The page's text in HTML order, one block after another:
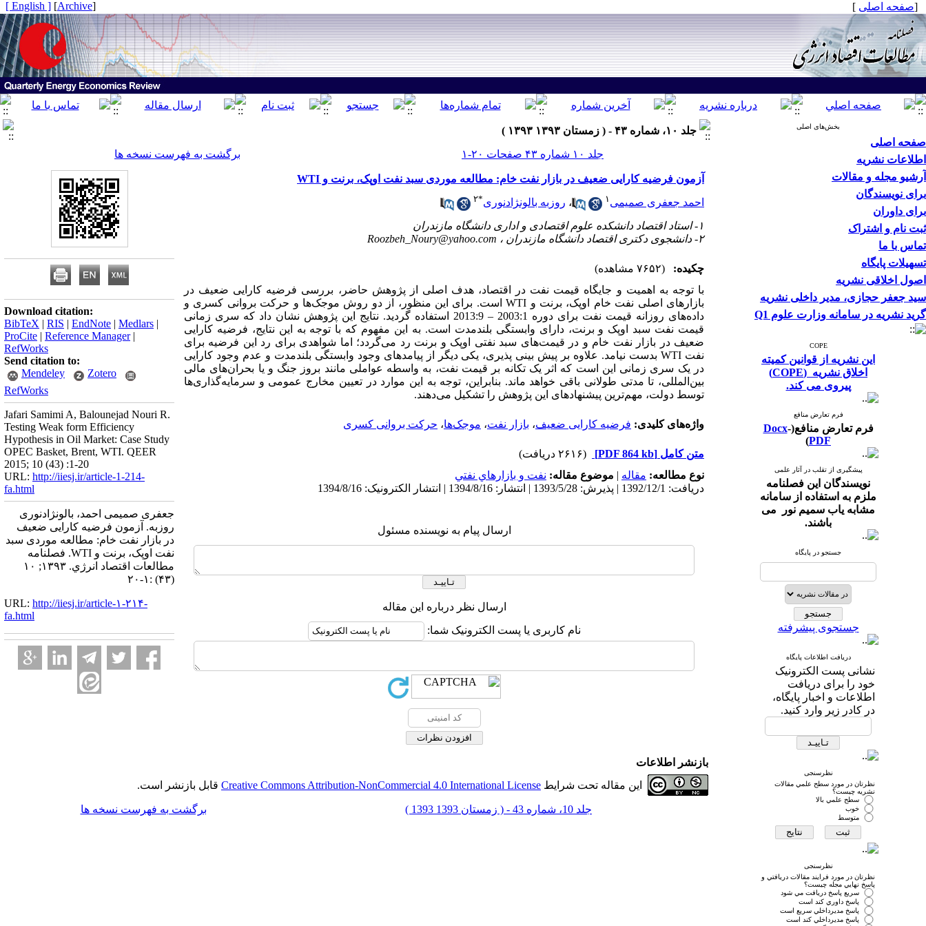
[صفحه اصلی ]
[
Archive
]
[ English ]
بخش‌های اصلی
صفحه اصلی
اطلاعات نشریه
آرشیو مجله و مقالات
برای نویسندگان
برای داوران
ثبت نام و اشتراک
تماس با ما
تسهیلات پایگاه
اصول اخلاقی نشریه
سید جعفر حجازی، مدیر داخلی نشریه
گرید نشریه در سامانه وزارت علوم Q1
COPE
این نشریه از قوانین کمیته
اخلاق نشریه (COPE)
پیروی می کند.
فرم تعارض منافع
فرم تعارض منافع( Docx-
PDF
)
پیشگیری از تقلب در آثار علمی
نویسندگان این فصلنامه
ملزم به استفاده از سامانه
مشابه یاب سمیم نور می
باشند.
جستجو در پایگاه
جستجوی پیشرفته
دریافت اطلاعات پایگاه
نشانی پست الکترونیک
خود را برای دریافت
اطلاعات و اخبار پایگاه،
در کادر زیر وارد کنید.
نظرسنجی
نظرتان در مورد سطح علمي مقالات
نشريه چيست؟
سطح علمي بالا
خوب
متوسط
نظرسنجی
نظرتان در مورد فرايند مقالات دريافتي و
پاسخ نهايي مجله چيست؟
سريع پاسخ دريافت مي شود
پاسخ داوري كند است
پاسخ مديرداخلي سريع است
پاسخ مديرداخلي كند است
جلد ۱۰، شماره ۴۳ - ( زمستان ۱۳۹۳ ۱۳۹۳ )
جلد ۱۰ شماره ۴۳ صفحات ۲۰-۱
برگشت به فهرست نسخه ها
آزمون فرضیه کارایی ضعیف در بازار نفت خام: مطالعه موردی سبد نفت اوپک، برنت و WTI
احمد جعفری صمیمی ۱ ، روزبه بالونژادنوری*۲
۱- استاد اقتصاد دانشکده علوم اقتصادی و اداری دانشگاه مازندران
۲- دانشجوی دکتری اقتصاد دانشگاه مازندران ،
Roozbeh_Noury@yahoo.com
چکیده:
(۷۶۵۲ مشاهده)
با توجه به اهمیت و جایگاه قیمت نفت در اقتصاد، هدف اصلی از پژوهش حاضر، بررسی فرضیه کارایی ضعیف در
بازارهای اصلی نفت خام اوپک، برنت و WTI است. برای این منظور، از دو روش موجک‌ها و حرکت بروانی کسری و
داده‌های روزانه قیمت نفت برای دوره 2003:1 – 2013:9 استفاده گردید. نتایج این پژوهش نشان داد که سری زمانی
قیمت نفت سبد اوپک و برنت، دارای وابستگی بلندمدت است. به این مفهوم که با توجه به این نتایج، فرضیه کارایی
ضعیف در بازار نفت خام و در قیمت‌های سبد نفتی اوپک و برنت رد می‌گردد؛ اما شواهدی برای رد این فرضیه برای
نفت WTI بدست نیامد. علاوه بر پیش بینی پذیری، یکی دیگر از پیامدهای وجود وابستگی بلندمدت و عدم وجود کارایی
در یک سری زمانی این است که اثر یک تکانه بر قیمت نفت، به واسطه عواملی مانند بروز جنگ و یا بحران‌های مالی
بین‌المللی، تا مدتی طولانی باقی خواهد ماند. بنابراین، توجه به این موارد در تعیین مخارج عمومی و سرمایه‌گذاری‌ها
توسط دولت‌، مهم‌ترین پیشنهادهای این پژوهش را تشکیل می‌دهند.
واژه‌های کلیدی: فرضیه کارایی ضعیف، بازار نفت، موجک‌ها، حرکت بروانی کسری
متن کامل [PDF 864 kb]
(۲۶۱۶ دریافت)
نوع مطالعه: مقاله | موضوع مقاله: نفت و بازارهاي نفتي
دریافت: 1392/12/1 | پذیرش: 1393/5/28 | انتشار: 1394/8/16 | انتشار الکترونیک: 1394/8/16
ارسال پیام به نویسنده مسئول
ارسال نظر درباره این مقاله
نام کاربری یا پست الکترونیک شما:
Download citation:
BibTeX | RIS | EndNote | Medlars |
ProCite | Reference Manager|
RefWorks
Send citation to:
Mendeley
Zotero
RefWorks
Jafari Samimi A, Balounejad Nouri R.
Testing Weak form Efficiency
Hypothesis in Oil Market: Case Study
OPEC Basket, Brent, WTI. QEER
2015; 10 (43) :1-20
URL: http://iiesj.ir/article-1-214-
fa.html
جعفری صمیمی احمد، بالونژادنوری
روزبه. آزمون فرضیه کارایی ضعیف
در بازار نفت خام: مطالعه موردی سبد
نفت اوپک، برنت و WTI. فصلنامه
مطالعات اقتصاد انرژي. ۱۳۹۳; ۱۰
(۴۳) :۱-۲۰
URL: http://iiesj.ir/article-۱-۲۱۴-
fa.html
بازنشر اطلاعات
این مقاله تحت شرایط Creative Commons Attribution-NonCommercial 4.0 International License قابل بازنشر است.
جلد 10، شماره 43 - ( زمستان 1393 1393 ) برگشت به فهرست نسخه ها